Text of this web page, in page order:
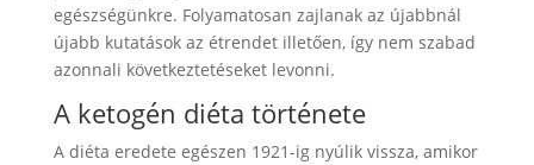
egészségünkre. Folyamatosan zajlanak az újabbnál
újabb kutatások az étrendet illetően, így nem szabad
azonnali következtetéseket levonni.
A ketogén diéta története
A diéta eredete egészen 1921-ig nyúlik vissza, amikor